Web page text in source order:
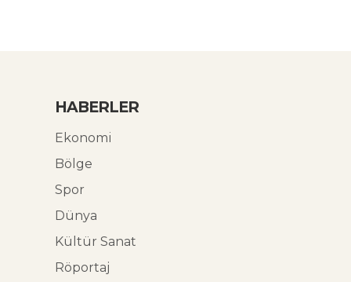
HABERLER
Ekonomi
Bölge
Spor
Dünya
Kültür Sanat
Röportaj